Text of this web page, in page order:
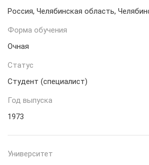
Россия, Челябинская область,
Форма обучения
Очная
Статус
Студент (специалист)
Год выпуска
1973
Университет